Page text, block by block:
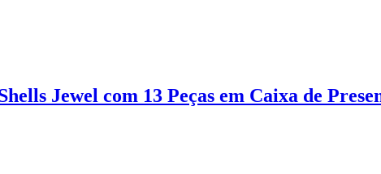
Jewel com 13 Peças em Caixa de